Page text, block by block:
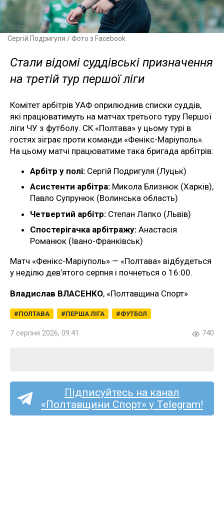
Сергій Подригуля / Фото з Facebook
Стали відомі суддівські призначення
на третій тур першої ліги
Комітет арбітрів УАФ оприлюднив списки суддів,
які працюватимуть на матчах третього туру Першої
ліги ЧУ з футболу. СК «Полтава» у цьому турі в
гостях зіграє проти команди «Фенікс-Маріуполь».
На цьому матчі працюватиме така бригада арбітрів:
Арбітр у полі: Сергій Подригуля (Луцьк)
Асистенти арбітра: Микола Близнюк (Харків),
Павло Супрунюк (Волинська область)
Четвертий арбітр: Степан Лапко (Львів)
Спостерігачка арбітражу: Анастасія
Романюк (Івано-Франківськ)
Матч «Фенікс-Маріуполь» — «Полтава» відбудеться
у неділю дев’ятого серпня і почнеться о 16:00.
Владислав ВЛАСЕНКО, «Полтавщина Спорт»
ПОЛТАВА ПЕРША ЛІГА ФУТБОЛ
7 серпня 2026, 09:41 740
Підписуйтесь на канал
«Полтавщини Спорт» у Telegram!